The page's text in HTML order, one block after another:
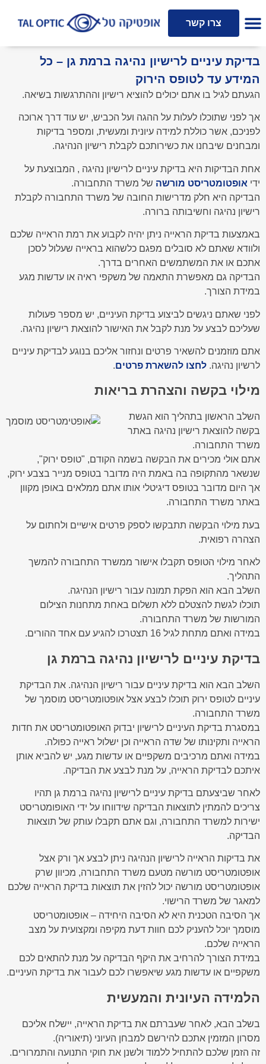
צרו קשר
בדיקת עיניים לרישיון נהיגה ברמת גן – כל
המידע עד לטופס הירוק
הגעתם לגיל בו אתם יכולים להוציא רישיון וההתרגשות בשיאה.
אך לפני שתוכלו לעלות על ההגה ועל הכביש, יש עוד דרך ארוכה
לפניכם, אשר כוללת למידה עיונית ומעשית, ומספר בדיקות
ומבחנים שיבחנו את כשירותכם לקבלת רישיון הנהיגה.
אחת הבדיקות היא בדיקת עיניים לרישיון נהיגה , המבוצעת על
ידי אופטומטריסט מורשה של משרד התחבורה.
הבדיקה היא חלק מדרישות החובה של משרד התחבורה לקבלת
רישיון נהיגה וחשיבותה ברורה.
באמצעות בדיקת הראייה ניתן יהיה לקבוע את רמת הראייה שלכם
ולוודא שאתם לא סובלים מפגם כלשהוא בראייה שעלול לסכן
אתכם או את המשתמשים האחרים בדרך.
הבדיקה גם מאפשרת התאמה של משקפי ראיה או עדשות מגע
במידת הצורך.
לפני שאתם ניגשים לביצוע בדיקת העיניים, יש מספר פעולות
שעליכם לבצע על מנת לקבל את האישור להוצאת רישיון נהיגה.
אתם מוזמנים להשאיר פרטים ונחזור אליכם בנוגע לבדיקת עיניים
לרשיון נהיגה. לחצו להשארת פרטים.
מילוי בקשה והצהרת בריאות
השלב הראשון בתהליך הוא הגשת
בקשה להוצאת רישיון נהיגה באתר
משרד התחבורה.
אתם אולי מכירים את הבקשה בשמה הקודם, "טופס ירוק",
שנשאר מהתקופה בה באמת היה מדובר בטופס מנייר בצבע ירוק,
אך היום מדובר בטופס דיגיטלי אותו אתם ממלאים באופן מקוון
באתר משרד התחבורה.
בעת מילוי הבקשה תתבקשו לספק פרטים אישיים ולחתום על
הצהרה רפואית.
לאחר מילוי הטופס תקבלו אישור ממשרד התחבורה להמשך
התהליך.
השלב הבא הוא הפקת תמונה עבור רישיון הנהיגה.
תוכלו לגשת להצטלם ללא תשלום באחת מתחנות הצילום
המורשות של משרד התחבורה.
במידה ואתם מתחת לגיל 16 תצטרכו להגיע עם אחד ההורים.
בדיקת עיניים לרישיון נהיגה ברמת גן
השלב הבא הוא בדיקת עיניים עבור רישיון הנהיגה. את הבדיקת
עיניים לטופס ירוק תוכלו לבצע אצל אופטומטריסט מוסמך של
משרד התחבורה.
במסגרת בדיקת העיניים לרישיון יבדוק האופטומטריסט את חדות
הראייה ותקינותו של שדה הראייה וכן ישלול ראייה כפולה.
במידה ואתם מרכיבים משקפיים או עדשות מגע, יש להביא אותן
איתכם לבדיקת הראייה, על מנת לבצע את הבדיקה.
לאחר שביצעתם בדיקת עיניים לרישיון נהיגה ברמת גן תהיו
צריכים להמתין לתוצאות הבדיקה שידווחו על ידי האופומטריסט
ישירות למשרד התחבורה, וגם אתם תקבלו עותק של תוצאות
הבדיקה.
את בדיקות הראייה לרישיון הנהיגה ניתן לבצע אך ורק אצל
אופטומטריסט מורשה מטעם משרד התחבורה, מכיוון שרק
אופטומטריסט מורשה יכול להזין את תוצאות בדיקת הראייה שלכם
למאגר של משרד הרישוי.
אך הסיבה הטכנית היא לא הסיבה היחידה – אופטומטריסט
מוסמך יוכל להעניק לכם חוות דעת מקיפה ומקצועית על מצב
הראייה שלכם.
במידת הצורך להרחיב את היקף הבדיקה על מנת להתאים לכם
משקפיים או עדשות מגע שיאפשרו לכם לעבור את בדיקת העיניים.
הלמידה העיונית והמעשית
בשלב הבא, לאחר שעברתם את בדיקת הראייה, יישלח אליכם
מסרון המזמין אתכם להירשם למבחן העיוני (תיאוריה).
זה הזמן שלכם להתחיל ללמוד ולשנן את חוקי התנועה והתמרורים.